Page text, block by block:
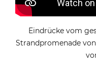
Eindrücke vom
Strandpromenade